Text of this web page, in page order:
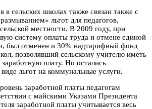
в сельских школах также связан также с
льгот для педагогов,
местности. В 2009 году, при
систему оплаты труда и отмене единой
был отменен и 30% надтарифный фонд
позволявший сельскому учителю иметь
плату. Но остались
льгот на коммунальные услуги.
заработной платы педагогам
с майскими Указами Президента
заработной платы учитывается весь